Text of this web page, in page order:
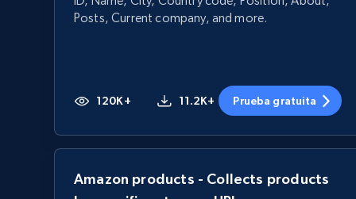
Posts, Current company, and more.
120K+ 11.2K+ Prueba gratuita
Amazon products - Collects products